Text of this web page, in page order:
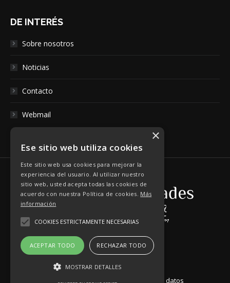
DE INTERÉS
Sobre nosotros
Noticias
Contacto
Webmail
Aviso Legal|Política de Protección de datos
×
Ese sitio web utiliza cookies
Este sitio web usa cookies para mejorar la
experiencia del usuario. Al utilizar nuestro
sitio web, usted acepta todas las cookies de
acuerdo con nuestra Política de cookies. Más
información
COOKIES ESTRICTAMENTE NECESARIAS
ACEPTAR TODO RECHAZAR TODO
MOSTRAR DETALLES